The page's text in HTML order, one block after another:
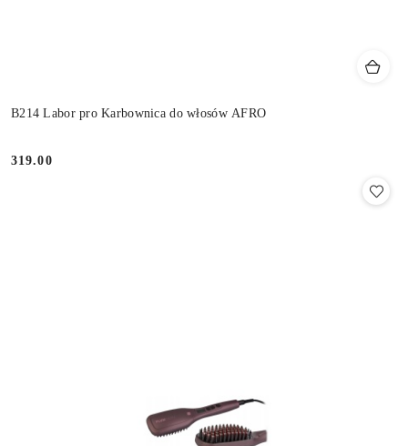
B214 Labor pro Karbownica do włosów AFRO
Cena:
319.00